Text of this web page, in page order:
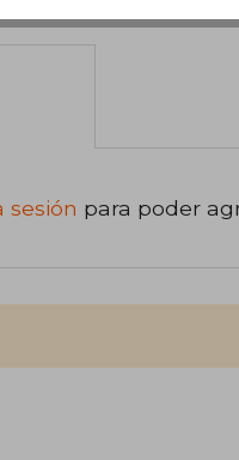
sesión para poder